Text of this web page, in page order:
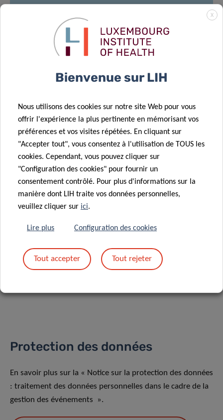
11, porte des sciences
L-4366 Esch- sur- Alzette, Luxembourg
registration for Meet and Eat is mandatory via
REGISTRATION
Supported by:
Partagez sur
Protection des données
En savoir plus sur la « Notice sur la protection des données
: traitement des données personnelles dans le cadre de la
gestion des événements ».
X
Bienvenue sur LIH
Nous utilisons des cookies sur notre site Web pour vous
offrir l'expérience la plus pertinente en mémorisant vos
préférences et vos visites répétées. En cliquant sur
"Accepter tout", vous consentez à l'utilisation de TOUS les
cookies. Cependant, vous pouvez cliquer sur
"Configuration des cookies" pour fournir un
consentement contrôlé. Pour plus d'informations sur la
manière dont LIH traite vos données personnelles,
veuillez cliquer sur ici.
Lire plus Configuration des cookies
Tout accepter Tout rejeter